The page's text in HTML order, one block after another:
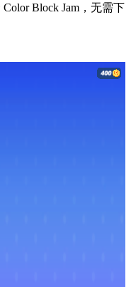
Block Jam，无需下